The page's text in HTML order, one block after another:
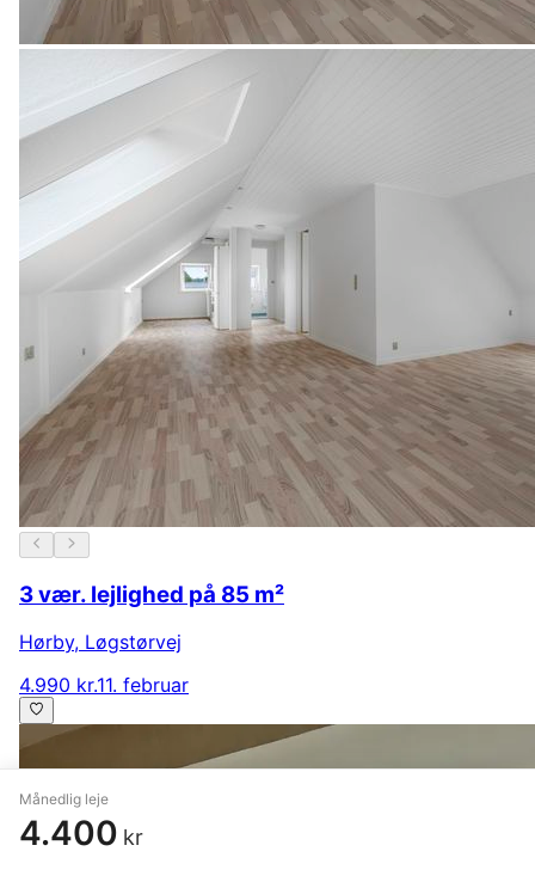
Månedlig leje
4.400 kr
3 vær. lejlighed på 85 m²
Hørby, Løgstørvej
4.990 kr.11. februar